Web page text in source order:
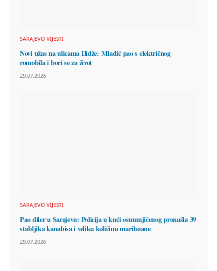
SARAJEVO VIJESTI
Novi užas na ulicama Ilidže: Mladić pao s električnog
romobila i bori se za život
29.07.2026
SARAJEVO VIJESTI
Pao diler u Sarajevu: Policija u kući osumnjičenog pronašla 39
stabljika kanabisa i veliku količinu marihuane
29.07.2026